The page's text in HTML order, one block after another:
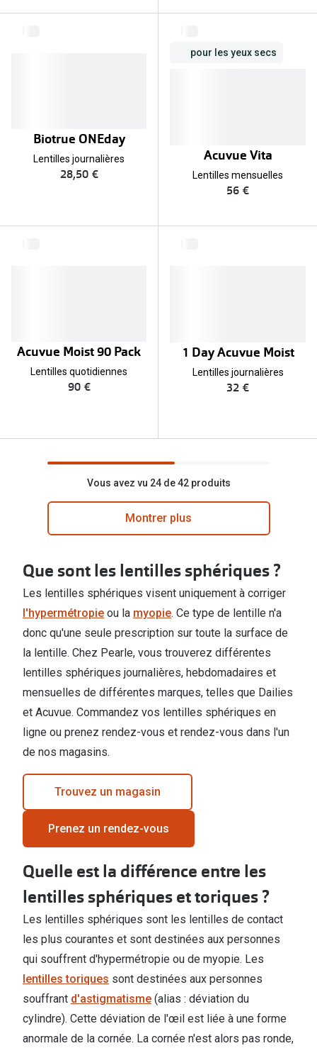
Biotrue ONEday
Lentilles journalières
28,50 €
pour les yeux secs
Acuvue Vita
Lentilles mensuelles
56 €
Acuvue Moist 90 Pack
Lentilles quotidiennes
90 €
1 Day Acuvue Moist
Lentilles journalières
32 €
Vous avez vu 24 de 42 produits
Montrer plus
Que sont les lentilles sphériques ?
Les lentilles sphériques visent uniquement à corriger
l'hypermétropie ou la myopie. Ce type de lentille n'a
donc qu'une seule prescription sur toute la surface de
la lentille. Chez Pearle, vous trouverez différentes
lentilles sphériques journalières, hebdomadaires et
mensuelles de différentes marques, telles que Dailies
et Acuvue. Commandez vos lentilles sphériques en
ligne ou prenez rendez-vous et rendez-vous dans l'un
de nos magasins.
Trouvez un magasin
Prenez un rendez-vous
Quelle est la différence entre les
lentilles sphériques et toriques ?
Les lentilles sphériques sont les lentilles de contact
les plus courantes et sont destinées aux personnes
qui souffrent d'hypermétropie ou de myopie. Les
lentilles toriques sont destinées aux personnes
souffrant d'astigmatisme (alias : déviation du
cylindre). Cette déviation de l'œil est liée à une forme
anormale de la cornée. La cornée n'est alors pas ronde,